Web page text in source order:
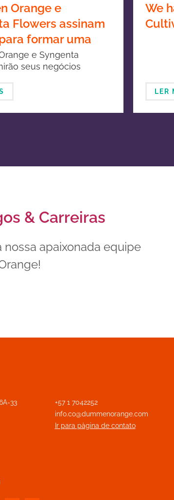
Orange e
Flowers assinam
formar uma
em
genético e
de plantas
e Syngenta
seus negócios
We
LER
& Carreiras
nossa apaixonada equipe
33
+57 1 7042252
info.co@dummenorange.com
Ir para pàgina de contato